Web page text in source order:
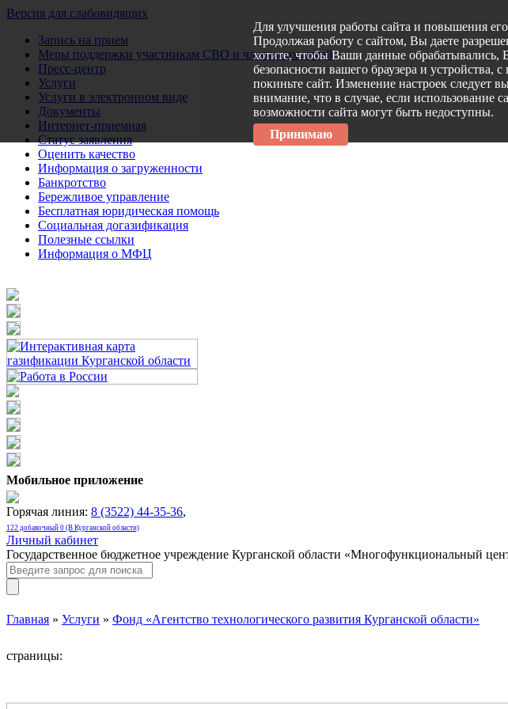
Версия для слабовидящих
Запись на прием
Меры поддержки участникам СВО и членам их семей
Пресс-центр
Услуги
Услуги в электронном виде
Документы
Интернет-приемная
Статус заявления
Оценить качество
Информация о загруженности
Банкротство
Бережливое управление
Бесплатная юридическая помощь
Социальная догазификация
Полезные ссылки
Информация о МФЦ
Мобильное приложение
Горячая линия: 8 (3522) 44-35-36,
122 добавочный 0 (В Курганской области)
Личный кабинет
Государственное бюджетное учреждение Курганской области «Многофункциональный
Главная » Услуги » Фонд «Агентство технологического развития Курганской области»
страницы:
Для улучшения работы сайта и повышения
Продолжая работу с сайтом, Вы даете
хотите, чтобы Ваши данные
безопасности вашего браузера и устройства,
покиньте сайт. Изменение настроек следует
внимание, что в случае, если использование
возможности сайта могут быть недоступны.
Принимаю